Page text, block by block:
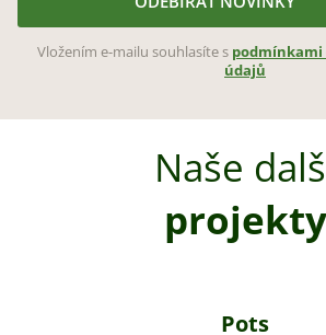
Vložením e-mailu souhlasíte s podmínkami
údajů
Naše
projekty
Pots